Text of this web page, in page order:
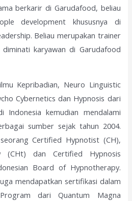
berkarir di Garudafood, beliau
development khususnya di
Beliau merupakan trainer
karyawan di Garudafood
Kepribadian, Neuro Linguistic
Cybernetics dan Hypnosis dari
kemudian mendalami
sumber sejak tahun 2004.
Certified Hypnotist (CH),
(CHt) dan Certified Hypnosis
Board of Hypnotherapy.
mendapatkan sertifikasi dalam
dari Quantum Magna